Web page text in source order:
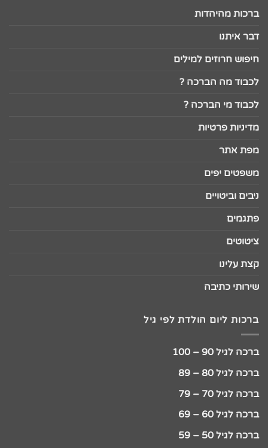
ברכות מהיהדות
דבר איתנו
חיפוש חרוזים למילים
לכבוד מה הברכה ?
לכבוד מי הברכה ?
מדיניות פרטיות
מפת אתר
משפטים יפים
ניבים וביטויים
פתגמים
ציטוטים
קצת עלינו
שירותי כתיבה
ברכות ליום הולדת לפי גיל
ברכה לגיל 90 – 100
ברכה לגיל 80 – 89
ברכה לגיל 70 – 79
ברכה לגיל 60 – 69
ברכה לגיל 50 – 59